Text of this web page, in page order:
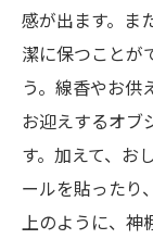
感が出ます。ま
潔に保つことが
う。線香やお供
お迎えするオブ
す。加えて、お
ールを貼ったり
上のように、神